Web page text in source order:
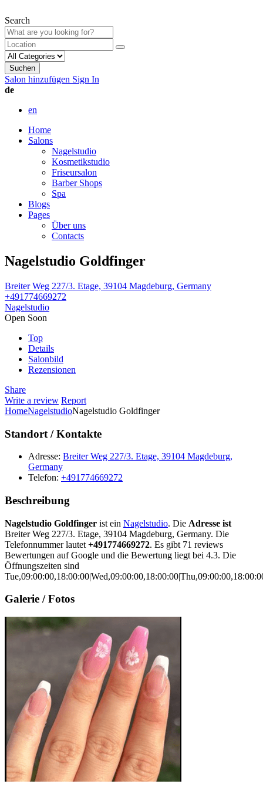
Search
Suchen
Salon hinzufügen Sign In
de
en
Home
Salons
Nagelstudio
Kosmetikstudio
Friseursalon
Barber Shops
Spa
Blogs
Pages
Über uns
Contacts
Nagelstudio Goldfinger
Breiter Weg 227/3. Etage, 39104 Magdeburg, Germany
+491774669272
Nagelstudio
Open Soon
Top
Details
Salonbild
Rezensionen
Share
Write a review Report
HomeNagelstudioNagelstudio Goldfinger
Standort / Kontakte
Adresse: Breiter Weg 227/3. Etage, 39104 Magdeburg,
Germany
Telefon: +491774669272
Beschreibung
Nagelstudio Goldfinger ist ein Nagelstudio. Die Adresse ist
Breiter Weg 227/3. Etage, 39104 Magdeburg, Germany. Die
Telefonnummer lautet +491774669272. Es gibt 71 reviews
Bewertungen auf Google und die Bewertung liegt bei 4.3. Die
Öffnungszeiten sind
Galerie / Fotos